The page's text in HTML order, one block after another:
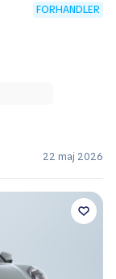
FORHANDLER
22 maj 2026